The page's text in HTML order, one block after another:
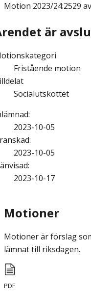
Motion 2023/24:2529
är
Fristående motion
Socialutskottet
:
2023-10-05
:
2023-10-05
:
2023-10-17
Motioner
Motioner är förslag
lämnat till riksdagen.
PDF